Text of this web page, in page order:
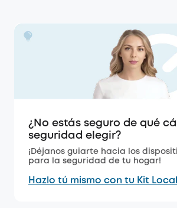
¿No estás seguro de qué
seguridad elegir?
¡Déjanos guiarte hacia los
para la seguridad de tu hogar!
Hazlo tú mismo con tu Kit